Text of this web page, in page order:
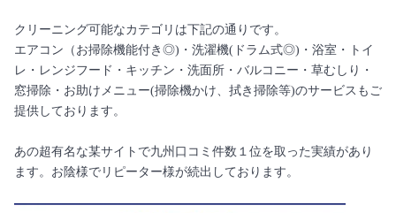
クリーニング可能なカテゴリは下記の通りです。
エアコン（お掃除機能付き◎)・洗濯機(ドラム式◎)・浴室・トイ
レ・レンジフード・キッチン・洗面所・バルコニー・草むしり・
窓掃除・お助けメニュー(掃除機かけ、拭き掃除等)のサービスもご
提供しております。
あの超有名な某サイトで九州口コミ件数１位を取った実績があり
ます。お陰様でリピーター様が続出しております。